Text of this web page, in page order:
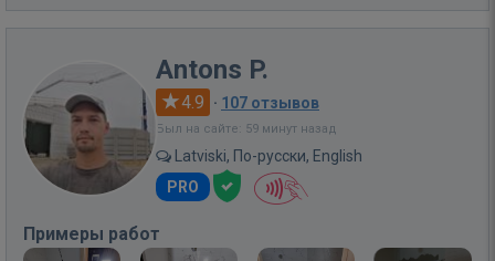
Antons P.
4.9 · 107 отзывов
Был на сайте: 59 минут назад
Latviski, По-русски, English
PRO
Примеры работ